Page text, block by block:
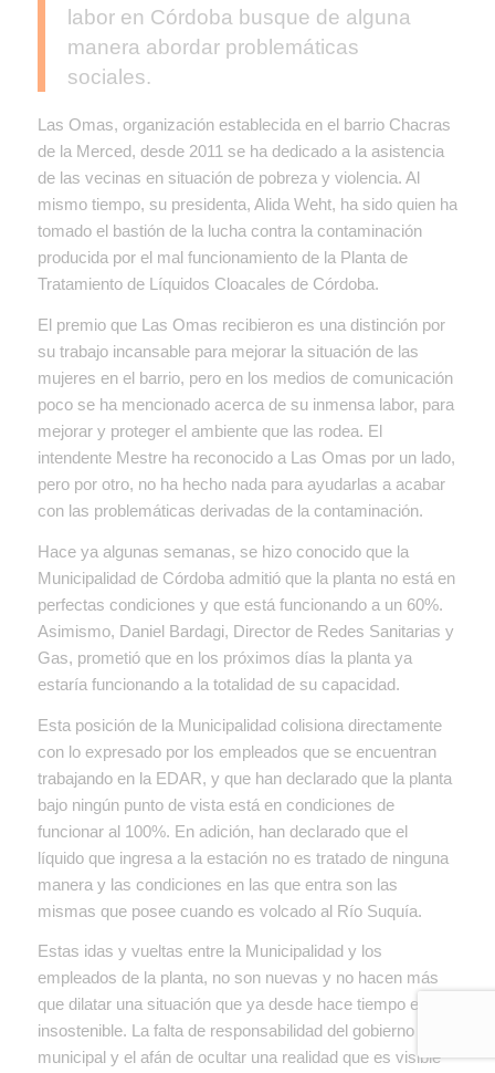
labor en Córdoba busque de alguna
manera abordar problemáticas
sociales.
Las Omas, organización establecida en el barrio Chacras
de la Merced, desde 2011 se ha dedicado a la asistencia
de las vecinas en situación de pobreza y violencia. Al
mismo tiempo, su presidenta, Alida Weht, ha sido quien ha
tomado el bastión de la lucha contra la contaminación
producida por el mal funcionamiento de la Planta de
Tratamiento de Líquidos Cloacales de Córdoba.
El premio que Las Omas recibieron es una distinción por
su trabajo incansable para mejorar la situación de las
mujeres en el barrio, pero en los medios de comunicación
poco se ha mencionado acerca de su inmensa labor, para
mejorar y proteger el ambiente que las rodea. El
intendente Mestre ha reconocido a Las Omas por un lado,
pero por otro, no ha hecho nada para ayudarlas a acabar
con las problemáticas derivadas de la contaminación.
Hace ya algunas semanas, se hizo conocido que la
Municipalidad de Córdoba admitió que la planta no está en
perfectas condiciones y que está funcionando a un 60%.
Asimismo, Daniel Bardagi, Director de Redes Sanitarias y
Gas, prometió que en los próximos días la planta ya
estaría funcionando a la totalidad de su capacidad.
Esta posición de la Municipalidad colisiona directamente
con lo expresado por los empleados que se encuentran
trabajando en la EDAR, y que han declarado que la planta
bajo ningún punto de vista está en condiciones de
funcionar al 100%. En adición, han declarado que el
líquido que ingresa a la estación no es tratado de ninguna
manera y las condiciones en las que entra son las
mismas que posee cuando es volcado al Río Suquía.
Estas idas y vueltas entre la Municipalidad y los
empleados de la planta, no son nuevas y no hacen más
que dilatar una situación que ya desde hace tiempo es
insostenible. La falta de responsabilidad del gobierno
municipal y el afán de ocultar una realidad que es visible